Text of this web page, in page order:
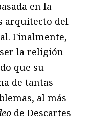
en la
arquitecto del
Finalmente,
la religión
que su
de tantas
al más
de Descartes